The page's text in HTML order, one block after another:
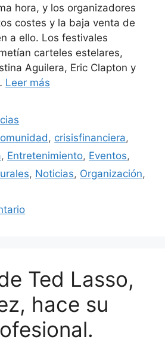
hora, y los organizadores
costes y la baja venta de
a ello. Los festivales
carteles estelares,
Aguilera, Eric Clapton y
Leer más
, crisisfinanciera,
, Entretenimiento, Eventos,
, Noticias, Organización,
Ted Lasso,
hace su